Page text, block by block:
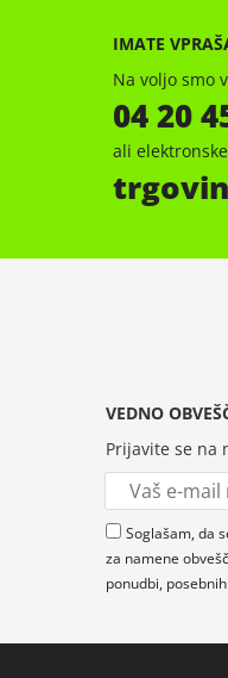
IMATE
Na voljo smo
04 20
ali
VEDNO
Prijavite se na
Soglašam, da
za namene
ponudbi,